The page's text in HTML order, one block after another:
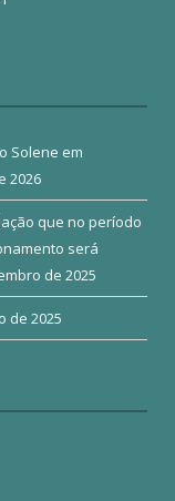
Solene em
2026
que no período
será
de 2025
de 2025